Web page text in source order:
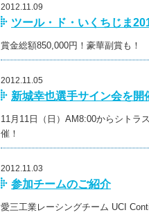
2012.11.09
ツール・ド・いくちじま
賞金総額850,000円！豪華副賞も！
2012.11.05
新城幸也選手サイン会を開
11月11日（日）AM8:00からシトラ
催！
2012.11.03
参加チームのご紹介
愛三工業レーシングチーム UCI